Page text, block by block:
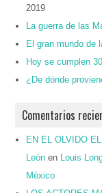
2019
La guerra de las
El gran mundo de
Hoy se cumplen
¿De dónde
Comentarios
EN EL OLVIDO
León en
Louis
México